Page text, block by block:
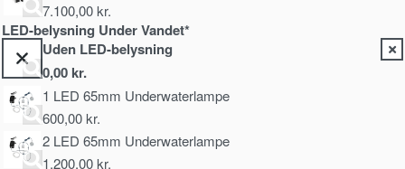
7.100,00kr.
LED-belysning Under Vandet*
Uden LED-belysning
0,00 kr.
1 LED 65mm Underwaterlampe
600,00kr.
2 LED 65mm Underwaterlampe
1.200,00kr.